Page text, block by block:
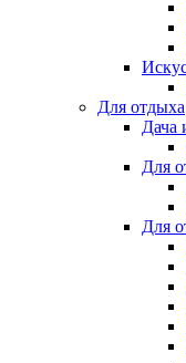
Для отдыха
Дача
Для
Для